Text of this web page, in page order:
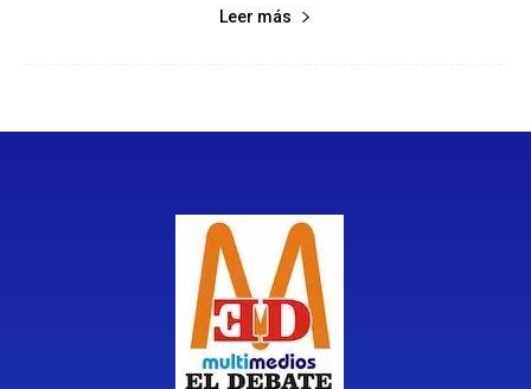
Leer más